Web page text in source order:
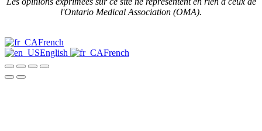
l'Ontario Medical Association (OMA).
French
English
French